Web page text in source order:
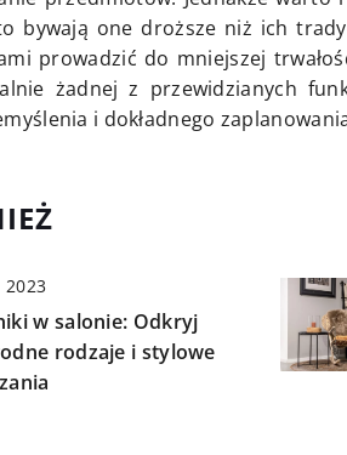
bywają one droższe niż ich
prowadzić do mniejszej
żadnej z przewidzianych
i dokładnego
w salonie: Odkryj
rodzaje i stylowe